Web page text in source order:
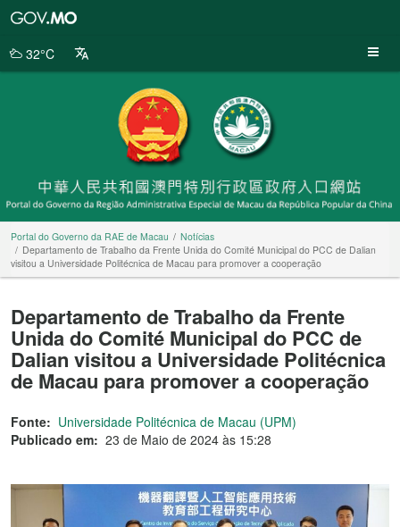
da
32°C
Portal do Governo da RAE de Macau
Notícias
Departamento de Trabalho da Frente Unida do Comité Municipal do PCC de Dalian
visitou a Universidade Politécnica de Macau para promover a cooperação
Departamento de Trabalho da Frente
Unida do Comité Municipal do PCC de
Dalian visitou a Universidade Politécnica
de Macau para promover a cooperação
Fonte: Universidade Politécnica de Macau (UPM)
Publicado em: 23 de Maio de 2024 às 15:28